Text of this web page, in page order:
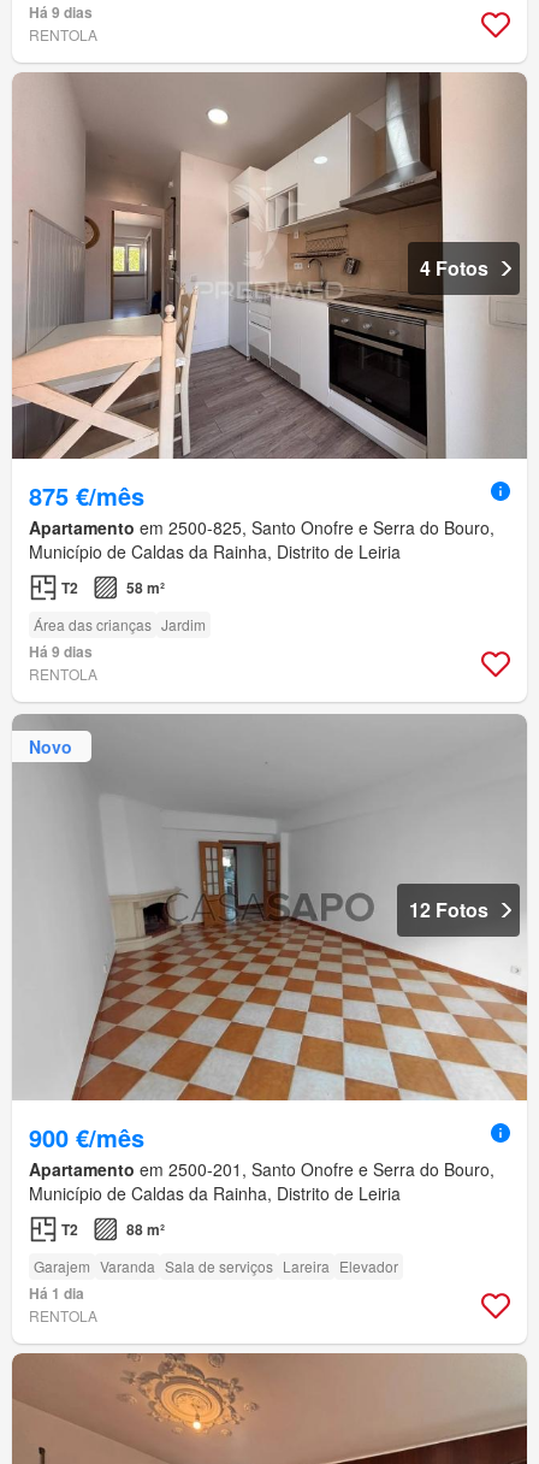
Há 9 dias
RENTOLA
4 Fotos
875 €/mês
Apartamento em 2500-825, Santo Onofre e Serra do Bouro,
Município de Caldas da Rainha, Distrito de Leiria
T2 58 m²
Área das crianças Jardim
Há 9 dias
RENTOLA
Novo
12 Fotos
900 €/mês
Apartamento em 2500-201, Santo Onofre e Serra do Bouro,
Município de Caldas da Rainha, Distrito de Leiria
T2 88 m²
Garajem Varanda Sala de serviços Lareira Elevador
Há 1 dia
RENTOLA